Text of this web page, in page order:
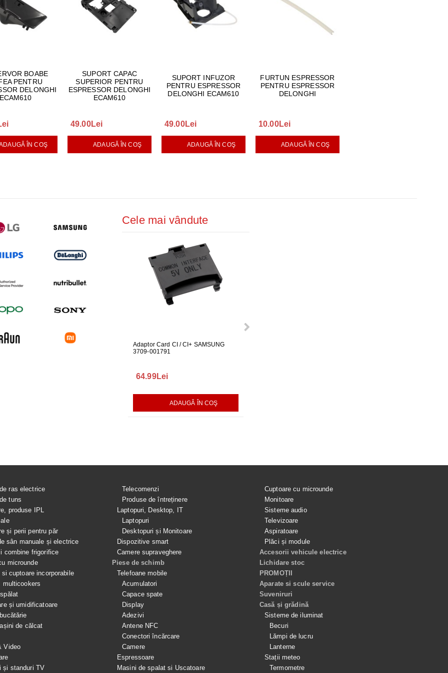
BOABE
PENTRU
DELONGHI
ÎN COŞ
SUPORT CAPAC
SUPERIOR PENTRU
ESPRESSOR DELONGHI
ECAM610
49.00Lei
ADAUGĂ ÎN COŞ
SUPORT INFUZOR
PENTRU ESPRESSOR
DELONGHI ECAM610
49.00Lei
ADAUGĂ ÎN COŞ
FURTUN ESPRESSOR
PENTRU ESPRESSOR
DELONGHI
10.00Lei
ADAUGĂ ÎN COŞ
PENTRU
GARNITURA HUBLOU MASINA DE
GARNITURA HUBLOU MASINA DE
Cele mai vândute
Adaptor Card CI / CI+ SAMSUNG
3709-001791
64.99Lei
ADAUGĂ ÎN COŞ
ras electrice
tuns
produse IPL
și perii pentru păr
sân manuale și electrice
combine frigorifice
microunde
cuptoare incorporabile
multicookers
și umidificatoare
de călcat
Video
și standuri TV
Telecomenzi
Produse de întreținere
Laptopuri, Desktop, IT
Laptopuri
Desktopuri și Monitoare
Dispozitive smart
Camere supraveghere
Piese de schimb
Telefoane mobile
Acumulatori
Capace spate
Display
Adezivi
Antene NFC
Conectori încărcare
Camere
Espressoare
Masini de spalat si Uscatoare
Cuptoare cu microunde
Monitoare
Sisteme audio
Televizoare
Aspiratoare
Plăci și module
Accesorii vehicule electrice
Lichidare stoc
PROMOȚII
Aparate si scule service
Suveniruri
Casă și grădină
Sisteme de iluminat
Becuri
Lămpi de lucru
Lanterne
Stații meteo
Termometre